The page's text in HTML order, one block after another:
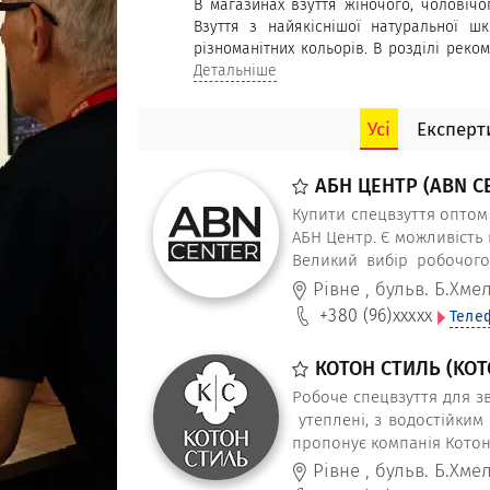
В магазинах взуття жіночого,
Взуття з найякіснішої натуральної
різноманітних кольорів. В розділі
послуги по заміні і профілактики
Детальніше
Усі
АБН ЦЕНТР (ABN
Купити спецвзуття
АБН Центр. Є можливість
Великий вибір
фабрик маємо на
оберемо найкращі.
Рівне , бульв.
+380 (96)xxxxx
КОТОН СТИЛЬ
Робоче спецвзуття для
утеплені, з
пропонує компанія
Рівне , бульв.